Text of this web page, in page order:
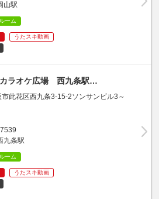
山駅
ーム
うたスキ動画
カラオケ広場 西九条駅…
市此花区西九条3-15-2ソンサンビル3～
九条駅
ーム
うたスキ動画